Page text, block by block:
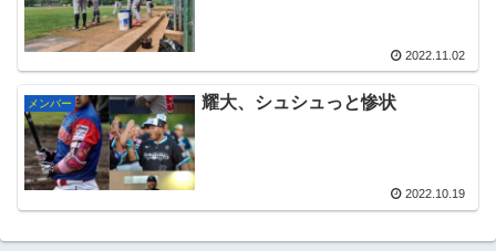
2022.11.02
メンバー 耀大、シュシュっと惨状
2022.10.19